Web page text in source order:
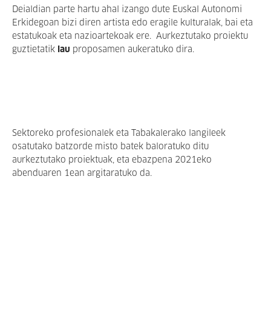
Deialdian parte hartu ahal izango dute Euskal Autonomi
Erkidegoan bizi diren artista edo eragile kulturalak, bai eta
estatukoak eta nazioartekoak ere. Aurkeztutako proiektu
guztietatik lau proposamen aukeratuko dira.
Sektoreko profesionalek eta Tabakalerako langileek
osatutako batzorde misto batek baloratuko ditu
aurkeztutako proiektuak, eta ebazpena 2021eko
abenduaren 1ean argitaratuko da.